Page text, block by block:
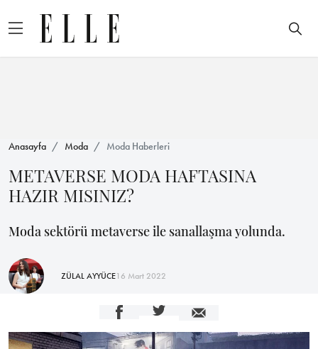
Anasayfa Moda Moda Haberleri
METAVERSE MODA HAFTASINA
HAZIR MISINIZ?
Moda sektörü metaverse ile sanallaşma yolunda.
ZÜLAL AYYÜCE16 Mart 2022